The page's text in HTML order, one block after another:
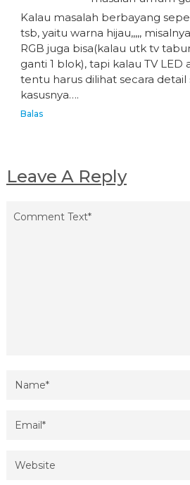
Kalau masalah berbayang
tsb, yaitu warna hijau,,,,,
RGB juga bisa(kalau utk tv
ganti 1 blok), tapi kalau TV
tentu harus dilihat secara detail
kasusnya….
Balas
Leave A Reply